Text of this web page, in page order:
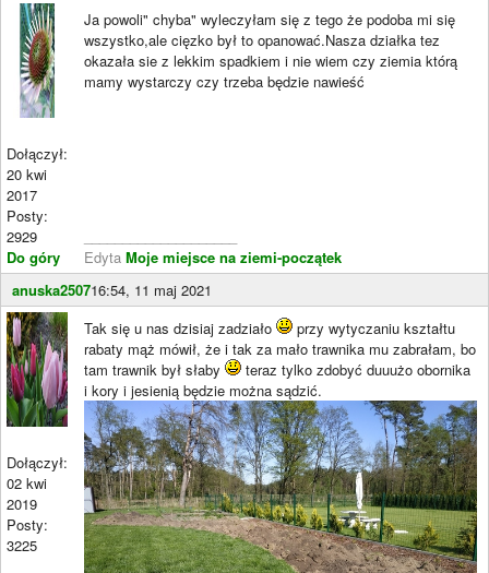
Dołączył:
20 kwi
2017
Posty:
2929
Do góry
Ja powoli" chyba" wyleczyłam się z tego że podoba mi się
wszystko,ale cięzko był to opanować.Nasza działka tez
okazała sie z lekkim spadkiem i nie wiem czy ziemia którą
mamy wystarczy czy trzeba będzie nawieść
Edyta Moje miejsce na ziemi-początek
anuska250716:54, 11 maj 2021
Dołączył:
02 kwi
2019
Posty:
3225
Tak się u nas dzisiaj zadziało
przy wytyczaniu kształtu
rabaty mąż mówił, że i tak za mało trawnika mu zabrałam, bo
tam trawnik był słaby
teraz tylko zdobyć duuużo obornika
i kory i jesienią będzie można sądzić.